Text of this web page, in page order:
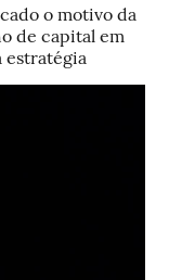
o motivo da
de capital em
estratégia